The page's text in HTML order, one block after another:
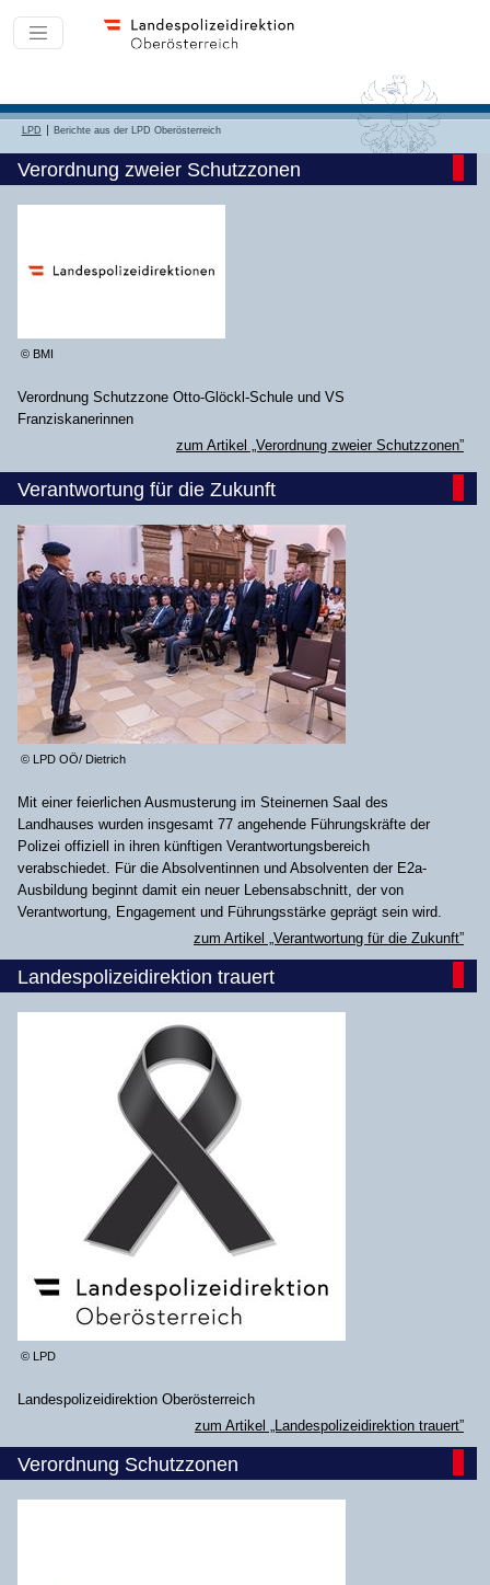
LPD Berichte aus der LPD Oberösterreich
Verordnung zweier Schutzzonen
© BMI
Verordnung Schutzzone Otto-Glöckl-Schule und VS
Franziskanerinnen
zum Artikel „Verordnung zweier Schutzzonen”
Verantwortung für die Zukunft
© LPD OÖ/ Dietrich
Mit einer feierlichen Ausmusterung im Steinernen Saal des
Landhauses wurden insgesamt 77 angehende Führungskräfte der
Polizei offiziell in ihren künftigen Verantwortungsbereich
verabschiedet. Für die Absolventinnen und Absolventen der E2a-
Ausbildung beginnt damit ein neuer Lebensabschnitt, der von
Verantwortung, Engagement und Führungsstärke geprägt sein wird.
zum Artikel „Verantwortung für die Zukunft”
Landespolizeidirektion trauert
© LPD
Landespolizeidirektion Oberösterreich
zum Artikel „Landespolizeidirektion trauert”
Verordnung Schutzzonen